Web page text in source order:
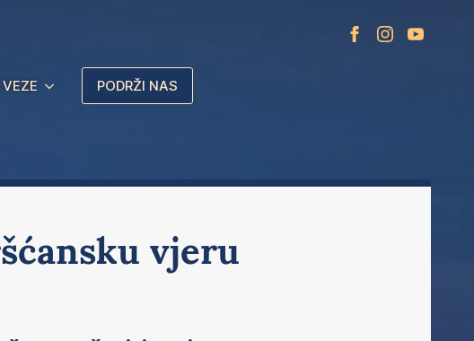
PODRŽI NAS
vjeru